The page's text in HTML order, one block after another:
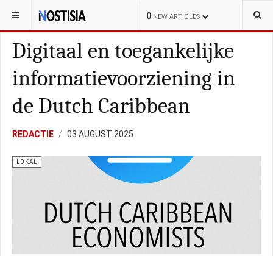
0 NEW ARTICLES
YOU ARE HERE: CURAÇAO LOKAL
Digitaal en toegankelijke
informatievoorziening in
de Dutch Caribbean
REDACTIE 03 AUGUST 2025
LOKAL